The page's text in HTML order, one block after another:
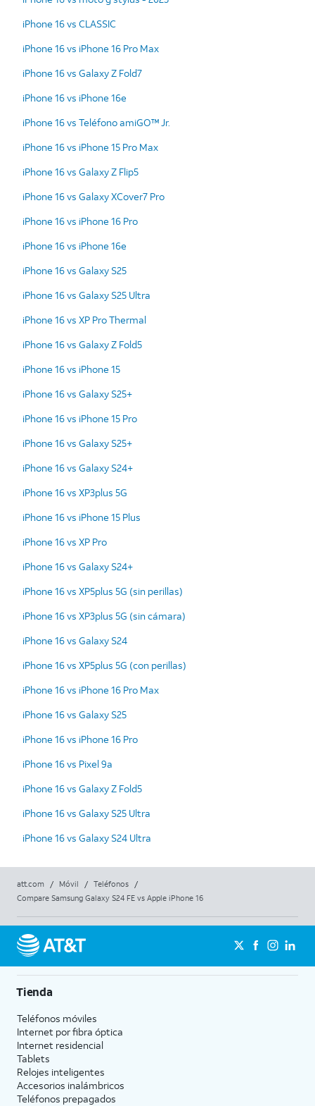
iPhone 16 vs CLASSIC
iPhone 16 vs iPhone 16 Pro Max
iPhone 16 vs Galaxy Z Fold7
iPhone 16 vs iPhone 16e
iPhone 16 vs Teléfono amiGO™ Jr.
iPhone 16 vs iPhone 15 Pro Max
iPhone 16 vs Galaxy Z Flip5
iPhone 16 vs Galaxy XCover7 Pro
iPhone 16 vs iPhone 16 Pro
iPhone 16 vs iPhone 16e
iPhone 16 vs Galaxy S25
iPhone 16 vs Galaxy S25 Ultra
iPhone 16 vs XP Pro Thermal
iPhone 16 vs Galaxy Z Fold5
iPhone 16 vs iPhone 15
iPhone 16 vs Galaxy S25+
iPhone 16 vs iPhone 15 Pro
iPhone 16 vs Galaxy S25+
iPhone 16 vs Galaxy S24+
iPhone 16 vs XP3plus 5G
iPhone 16 vs iPhone 15 Plus
iPhone 16 vs XP Pro
iPhone 16 vs Galaxy S24+
iPhone 16 vs XP5plus 5G (sin perillas)
iPhone 16 vs XP3plus 5G (sin cámara)
iPhone 16 vs Galaxy S24
iPhone 16 vs XP5plus 5G (con perillas)
iPhone 16 vs iPhone 16 Pro Max
iPhone 16 vs Galaxy S25
iPhone 16 vs iPhone 16 Pro
iPhone 16 vs Pixel 9a
iPhone 16 vs Galaxy Z Fold5
iPhone 16 vs Galaxy S25 Ultra
iPhone 16 vs Galaxy S24 Ultra
att.com / Móvil / Teléfonos
/
Compare Samsung Galaxy S24 FE vs Apple iPhone 16
Tienda
Teléfonos móviles
Internet por fibra óptica
Internet residencial
Tablets
Relojes inteligentes
Accesorios inalámbricos
Teléfonos prepagados